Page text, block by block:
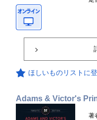
ほしいものリストに
Adams & Victor's
著